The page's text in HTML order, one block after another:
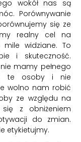
wokół nas są
Porównywanie
się ze
realny cel na
mile widziane. To
i skuteczność.
mamy pełnego
te osoby i nie
wolno nam robić
ze względu na
z obniżeniem
do zmian.
etykietujmy.